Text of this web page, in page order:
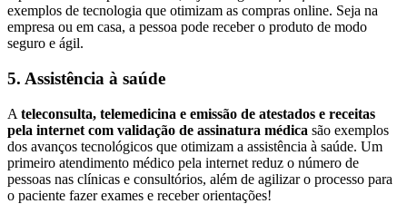
exemplos de tecnologia que otimizam as compras online. Seja na
empresa ou em casa, a pessoa pode receber o produto de modo
seguro e ágil.
5. Assistência à saúde
A teleconsulta, telemedicina e emissão de atestados e receitas
pela internet com validação de assinatura médica são exemplos
dos avanços tecnológicos que otimizam a assistência à saúde. Um
primeiro atendimento médico pela internet reduz o número de
pessoas nas clínicas e consultórios, além de agilizar o processo para
o paciente fazer exames e receber orientações!